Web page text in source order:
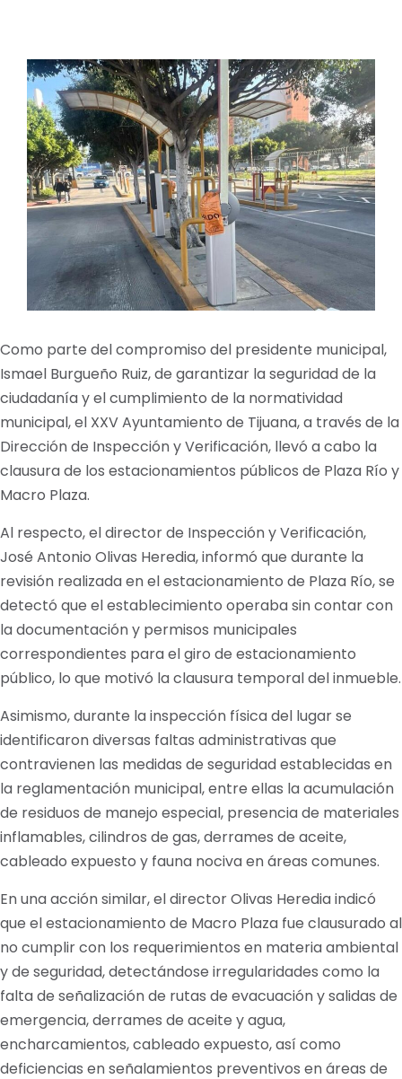
Como parte del compromiso del presidente municipal,
Ismael Burgueño Ruiz, de garantizar la seguridad de la
ciudadanía y el cumplimiento de la normatividad
municipal, el XXV Ayuntamiento de Tijuana, a través de la
Dirección de Inspección y Verificación, llevó a cabo la
clausura de los estacionamientos públicos de Plaza Río y
Macro Plaza.
Al respecto, el director de Inspección y Verificación,
José Antonio Olivas Heredia, informó que durante la
revisión realizada en el estacionamiento de Plaza Río, se
detectó que el establecimiento operaba sin contar con
la documentación y permisos municipales
correspondientes para el giro de estacionamiento
público, lo que motivó la clausura temporal del inmueble.
Asimismo, durante la inspección física del lugar se
identificaron diversas faltas administrativas que
contravienen las medidas de seguridad establecidas en
la reglamentación municipal, entre ellas la acumulación
de residuos de manejo especial, presencia de materiales
inflamables, cilindros de gas, derrames de aceite,
cableado expuesto y fauna nociva en áreas comunes.
En una acción similar, el director Olivas Heredia indicó
que el estacionamiento de Macro Plaza fue clausurado al
no cumplir con los requerimientos en materia ambiental
y de seguridad, detectándose irregularidades como la
falta de señalización de rutas de evacuación y salidas de
emergencia, derrames de aceite y agua,
encharcamientos, cableado expuesto, así como
deficiencias en señalamientos preventivos en áreas de